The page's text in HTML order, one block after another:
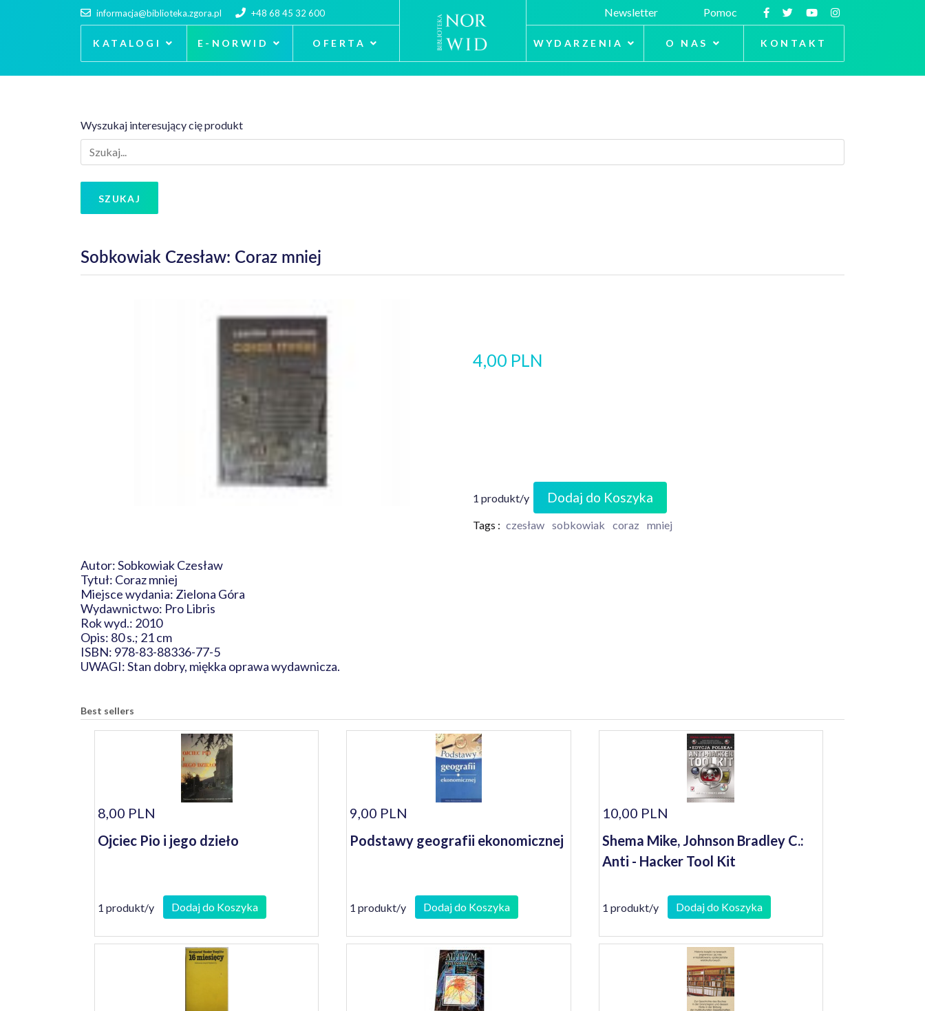
informacja@biblioteka.zgora.pl +48 68 45 32 600
KATALOGI E-NORWID OFERTA
Newsletter Pomoc
WYDARZENIA O NAS KONTAKT
Wyszukaj interesujący cię produkt
SZUKAJ
Sobkowiak Czesław: Coraz mniej
4,00 PLN
1 produkt/y Dodaj do Koszyka
Tags : czesław sobkowiak coraz mniej
Autor: Sobkowiak Czesław
Tytuł: Coraz mniej
Miejsce wydania: Zielona Góra
Wydawnictwo: Pro Libris
Rok wyd.: 2010
Opis: 80 s.; 21 cm
ISBN: 978-83-88336-77-5
UWAGI: Stan dobry, miękka oprawa wydawnicza.
Best sellers
8,00 PLN
Ojciec Pio i jego dzieło
1 produkt/y Dodaj do Koszyka
9,00 PLN
Podstawy geografii ekonomicznej
1 produkt/y Dodaj do Koszyka
10,00 PLN
Shema Mike, Johnson Bradley C.:
Anti - Hacker Tool Kit
1 produkt/y Dodaj do Koszyka